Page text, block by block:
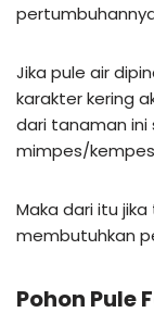
Jika pule air
karakter kering
dari tanaman ini
mimpes/
Maka dari itu
membutuhkan
Pohon Pule